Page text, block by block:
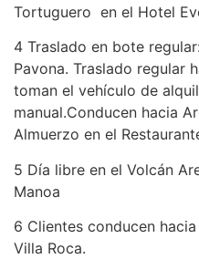
Tortuguero en el Hotel
4 Traslado en bote
Pavona. Traslado regular
toman el vehículo de
manual.Conducen hacia
Almuerzo en el
5 Día libre en el Volcán
Manoa
6 Clientes conducen
Villa Roca.